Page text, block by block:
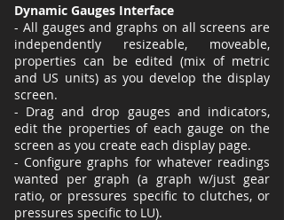
Dynamic Gauges Interface
- All gauges and graphs on all screens are
independently resizeable, moveable,
properties can be edited (mix of metric
and US units) as you develop the display
screen.
- Drag and drop gauges and indicators,
edit the properties of each gauge on the
screen as you create each display page.
- Configure graphs for whatever readings
wanted per graph (a graph w/just gear
ratio, or pressures specific to clutches, or
pressures specific to LU).